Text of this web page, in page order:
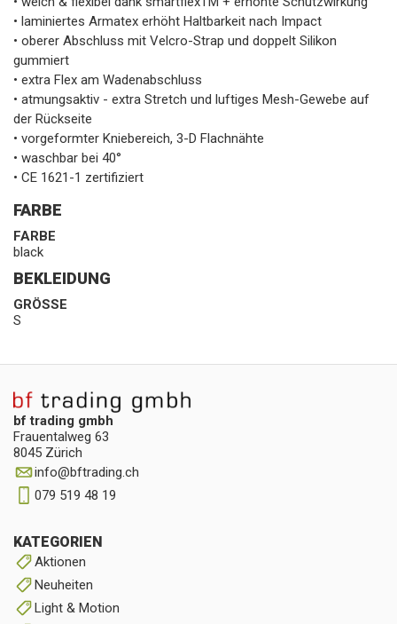
• laminiertes Armatex erhöht Haltbarkeit nach Impact
• oberer Abschluss mit Velcro-Strap und doppelt Silikon
gummiert
• extra Flex am Wadenabschluss
• atmungsaktiv - extra Stretch und luftiges Mesh-Gewebe auf
der Rückseite
• vorgeformter Kniebereich, 3-D Flachnähte
• waschbar bei 40°
• CE 1621-1 zertifiziert
FARBE
FARBE
black
BEKLEIDUNG
GRÖSSE
S
bf trading gmbh
Frauentalweg 63
8045 Zürich
info@bftrading.ch
079 519 48 19
KATEGORIEN
Aktionen
Neuheiten
Light & Motion